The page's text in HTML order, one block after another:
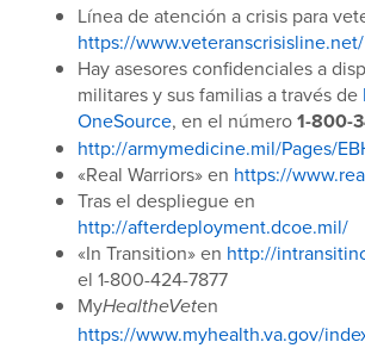
Línea de atención a crisis para
https://www.veteranscrisisline.net/
Hay asesores confidenciales a
militares y sus familias a través de
OneSource, en el número1-800-
http://armymedicine.mil/Pages/
«Real Warriors» en https://
Tras el despliegue en
http://afterdeployment.dcoe.mil/
«In Transition» en http://
el 1-800-424-7877
MyHealtheVeten
https://www.myhealth.va.gov/